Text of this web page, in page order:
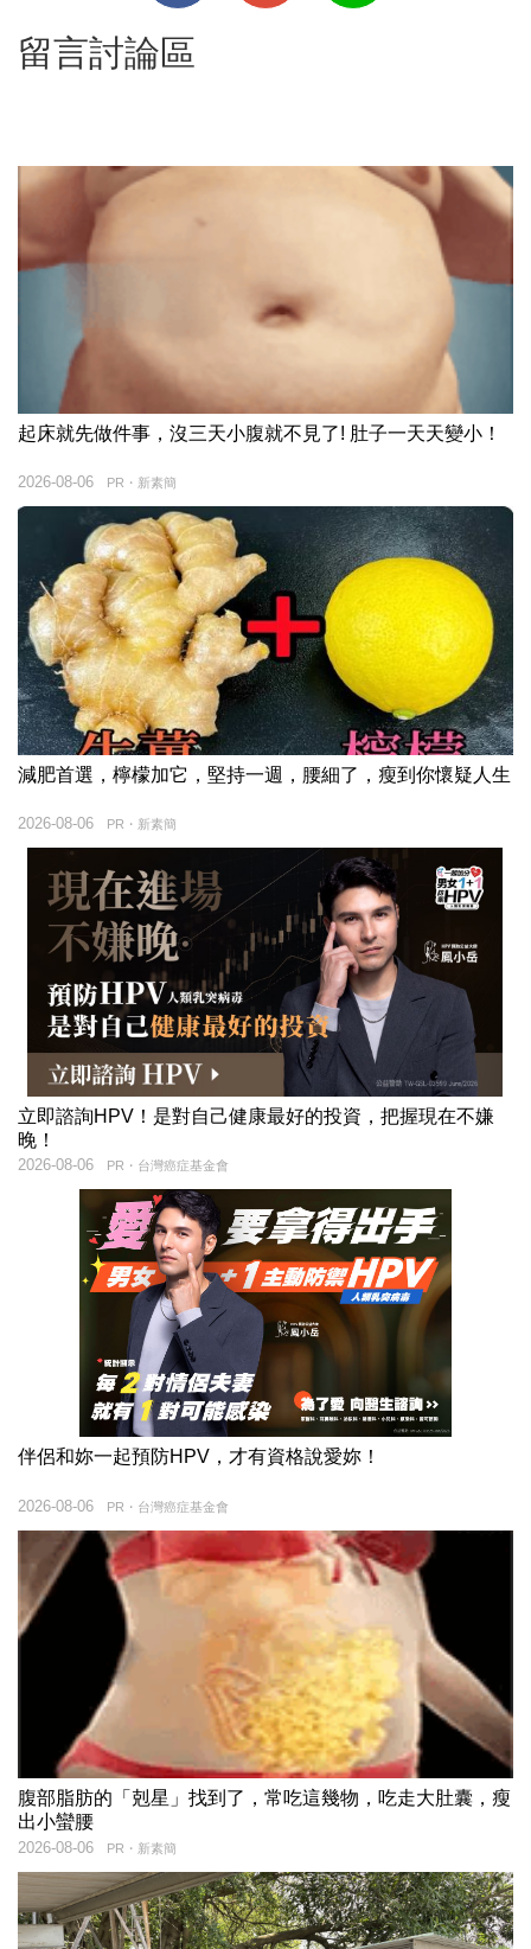
留言討論區
起床就先做件事，沒三天小腹就不見了! 肚子一天天變小！
PR・新素簡
2026-08-06
減肥首選，檸檬加它，堅持一週，腰細了，瘦到你懷疑人生
PR・新素簡
2026-08-06
立即諮詢HPV！是對自己健康最好的投資，把握現在不嫌
晚！
PR・台灣癌症基金會
2026-08-06
伴侶和妳一起預防HPV，才有資格說愛妳！
PR・台灣癌症基金會
2026-08-06
腹部脂肪的「剋星」找到了，常吃這幾物，吃走大肚囊，瘦
出小蠻腰
PR・新素簡
2026-08-06